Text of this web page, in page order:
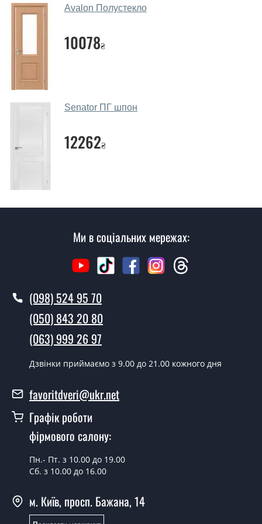
МДФ, вся конструкція виходить дуже міцною та
надійною.
Які дверні полотна порадите?
Наші рекомендації залежать від необхідних
дверних полотен проводиться індивідуально для
кожного відвідувача.
Так, робимо. Наші фахівці можуть зробити замір та
консультації Ви можете оформити заявку, не
Ви робите установку дверних
Так робимо. Монтаж дверних полотен проводиться
згідно з чергою, у всі дні крім неділі.
Скільки коштує встановлення дверей
Vazari Полуостекленное?
Полуостекленное - от 1800 грн.
Можна на сьогодні викликати
замірника?
У вас є в наявності готові дверні
Так, ми маємо великий асортимент готових дверних
Avalon Полустекло
10078₴
Senator ПГ шпон
12262₴
Ми в соціальних мережах:
(098) 524 95 70
(050) 843 20 80
(063) 999 26 97
Дзвінки приймаємо з 9.00 до 21.00 кожного дня
favoritdveri@ukr.net
Графік роботи
фірмового салону:
Пн.- Пт. з 10.00 до 19.00
Сб. з 10.00 до 16.00
м. Київ, просп. Бажана, 14